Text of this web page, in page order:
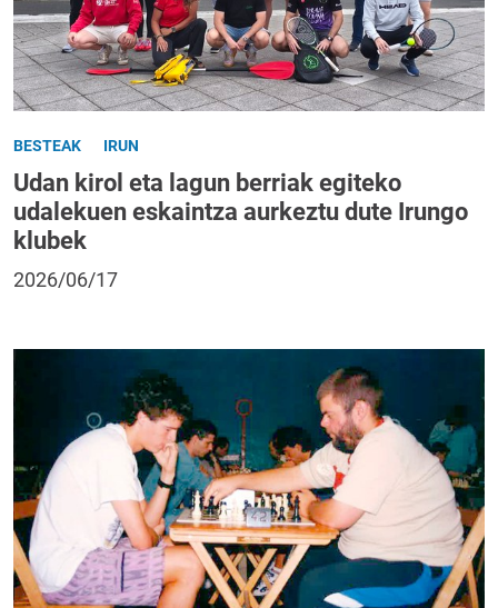
BESTEAK IRUN
Udan kirol eta lagun berriak egiteko
udalekuen eskaintza aurkeztu dute Irungo
klubek
2026/06/17